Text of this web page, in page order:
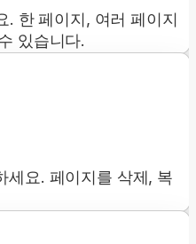
. 한 페이지, 여러 페이지
있습니다.
세요. 페이지를 삭제, 복